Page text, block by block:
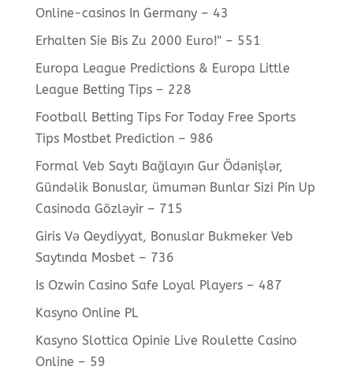
Online-casinos In Germany – 43
Erhalten Sie Bis Zu 2000 Euro!" – 551
Europa League Predictions & Europa Little
League Betting Tips – 228
Football Betting Tips For Today Free Sports
Tips Mostbet Prediction – 986
Formal Veb Saytı Bağlayın️ Gur Ödənişlər,
Gündəlik Bonuslar, ümumən Bunlar Sizi Pin Up
Casinoda Gözləyir – 715
Giris Və Qeydiyyat, Bonuslar Bukmeker Veb
Saytında Mosbet – 736
Is Ozwin Casino Safe Loyal Players – 487
Kasyno Online PL
Kasyno Slottica Opinie Live Roulette Casino
Online – 59